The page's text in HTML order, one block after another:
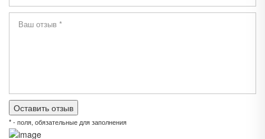
* - поля, обязательные для заполнения